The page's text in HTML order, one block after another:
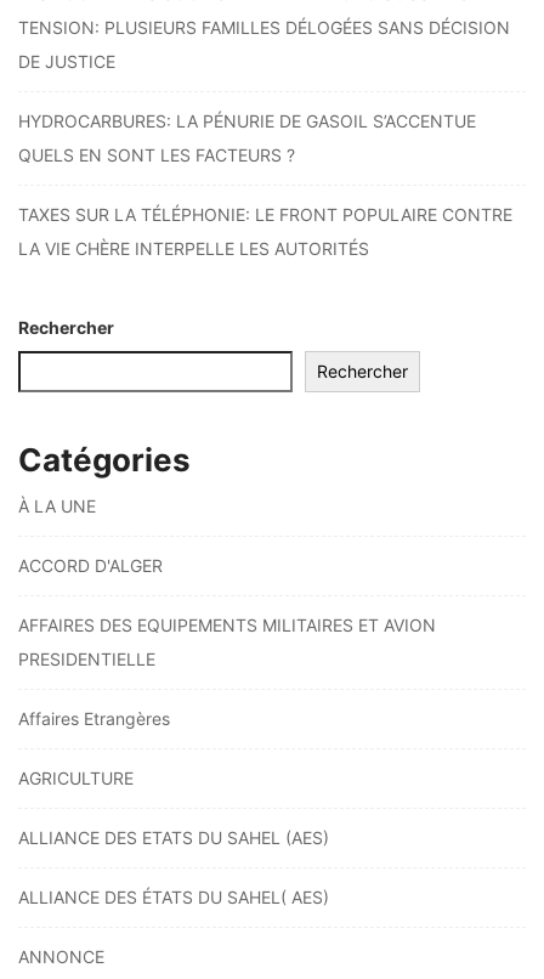
TENSION: PLUSIEURS FAMILLES DÉLOGÉES SANS DÉCISION
DE JUSTICE
HYDROCARBURES: LA PÉNURIE DE GASOIL S’ACCENTUE
QUELS EN SONT LES FACTEURS ?
TAXES SUR LA TÉLÉPHONIE: LE FRONT POPULAIRE CONTRE
LA VIE CHÈRE INTERPELLE LES AUTORITÉS
Rechercher
Rechercher
Catégories
À LA UNE
ACCORD D'ALGER
AFFAIRES DES EQUIPEMENTS MILITAIRES ET AVION
PRESIDENTIELLE
Affaires Etrangères
AGRICULTURE
ALLIANCE DES ETATS DU SAHEL (AES)
ALLIANCE DES ÉTATS DU SAHEL( AES)
ANNONCE